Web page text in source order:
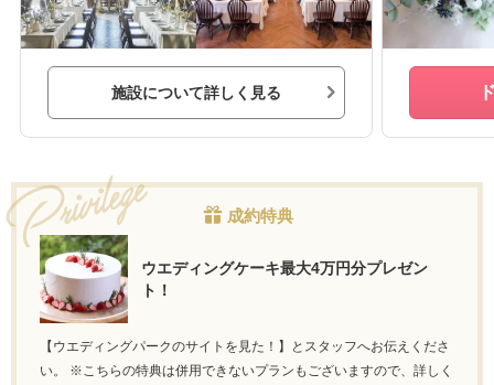
施設について詳しく見る
成約特典
ウエディングケーキ最大4万円分プレゼン
ト！
【ウエディングパークのサイトを見た！】とスタッフへお伝えくださ
い。 ※こちらの特典は併用できないプランもございますので、詳しく